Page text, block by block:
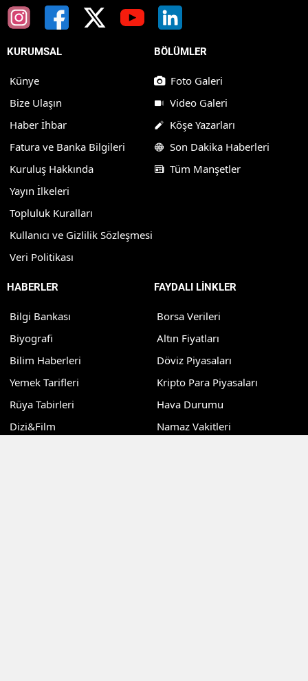
KURUMSAL
Künye
Bize Ulaşın
Haber İhbar
Fatura ve Banka Bilgileri
Kuruluş Hakkında
Yayın İlkeleri
Topluluk Kuralları
Kullanıcı ve Gizlilik Sözleşmesi
Veri Politikası
BÖLÜMLER
Foto Galeri
Video Galeri
Köşe Yazarları
Son Dakika Haberleri
Tüm Manşetler
HABERLER
Bilgi Bankası
Biyografi
Bilim Haberleri
Yemek Tarifleri
Rüya Tabirleri
Dizi&Film
FAYDALI LİNKLER
Borsa Verileri
Altın Fiyatları
Döviz Piyasaları
Kripto Para Piyasaları
Hava Durumu
Namaz Vakitleri